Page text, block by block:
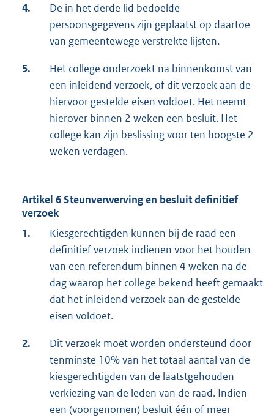
4.
De in het derde lid bedoelde
persoonsgegevens zijn geplaatst op daartoe
van gemeentewege verstrekte lijsten.
5.
Het college onderzoekt na binnenkomst van
een inleidend verzoek, of dit verzoek aan de
hiervoor gestelde eisen voldoet. Het neemt
hierover binnen 2 weken een besluit. Het
college kan zijn beslissing voor ten hoogste 2
weken verdagen.
Artikel 6 Steunverwerving en besluit definitief
verzoek
1.
Kiesgerechtigden kunnen bij de raad een
definitief verzoek indienen voor het houden
van een referendum binnen 4 weken na de
dag waarop het college bekend heeft gemaakt
dat het inleidend verzoek aan de gestelde
eisen voldoet.
2.
Dit verzoek moet worden ondersteund door
tenminste 10% van het totaal aantal van de
kiesgerechtigden van de laatstgehouden
verkiezing van de leden van de raad. Indien
een (voorgenomen) besluit één of meer